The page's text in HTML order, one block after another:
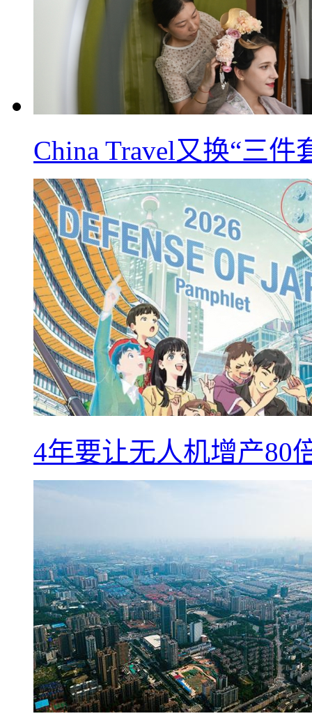
China Travel又换“三
4年要让无人机增产80